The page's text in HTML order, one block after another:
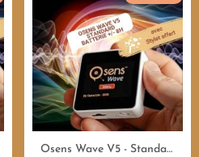
Aperçu rapide Osens Wave V5 - Standard 55.000Hz - 8H - Emetteur fréquences